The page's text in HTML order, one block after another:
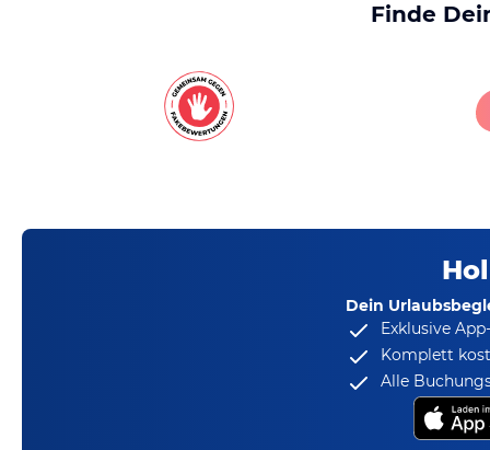
Finde
Dein
Exklusive
Komplett
Alle